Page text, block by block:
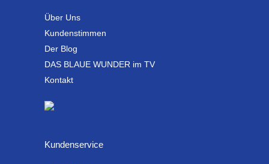
Über Uns
Kundenstimmen
Der Blog
DAS BLAUE WUNDER im TV
Kontakt
Kundenservice